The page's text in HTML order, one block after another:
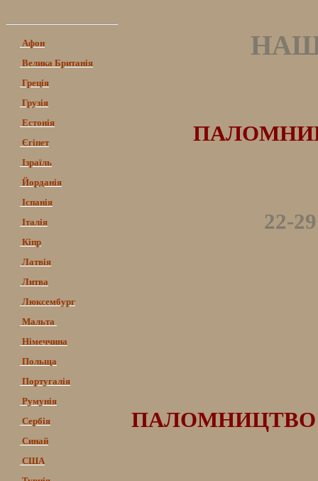
Афон
Велика Британія
Греція
Грузія
Естонія
Єгіпет
Ізраїль
Йорданія
Іспанія
Італія
Кіпр
Латвія
Литва
Люксембург
Мальта
Німеччина
Польща
Португалія
Румунія
Сербія
Синай
США
22-
ПАЛОМНИЦТВО